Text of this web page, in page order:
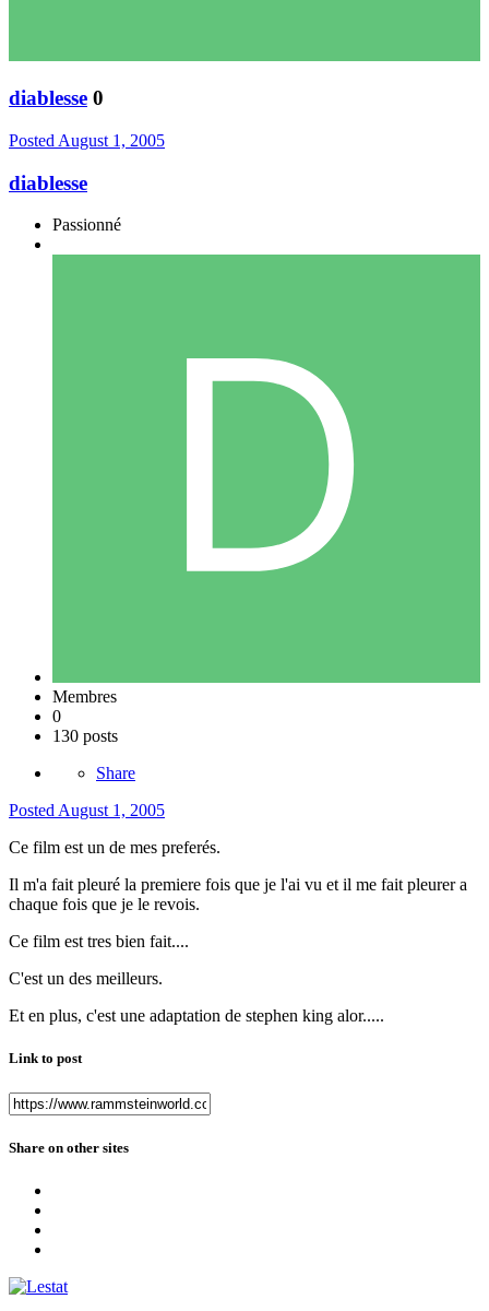
diablesse 0
Posted August 1, 2005
diablesse
Passionné
Membres
0
130 posts
Share
Posted August 1, 2005
Ce film est un de mes preferés.
Il m'a fait pleuré la premiere fois que je l'ai vu et il me fait pleurer a
chaque fois que je le revois.
Ce film est tres bien fait....
C'est un des meilleurs.
Et en plus, c'est une adaptation de stephen king alor.....
Link to post
Share on other sites